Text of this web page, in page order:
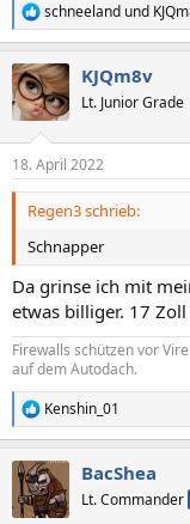
R
e
k
t
i
e
n
schneeland und
KJQm8v
Lt. Junior Grade
18. April 2022
Regen3 schrieb:
Schnapper
Da grinse ich mit
etwas billiger. 17
Firewalls schützen vor
auf dem Autodach.
R
e
k
t
i
Kenshin_01
BacShea
Lt. Commander